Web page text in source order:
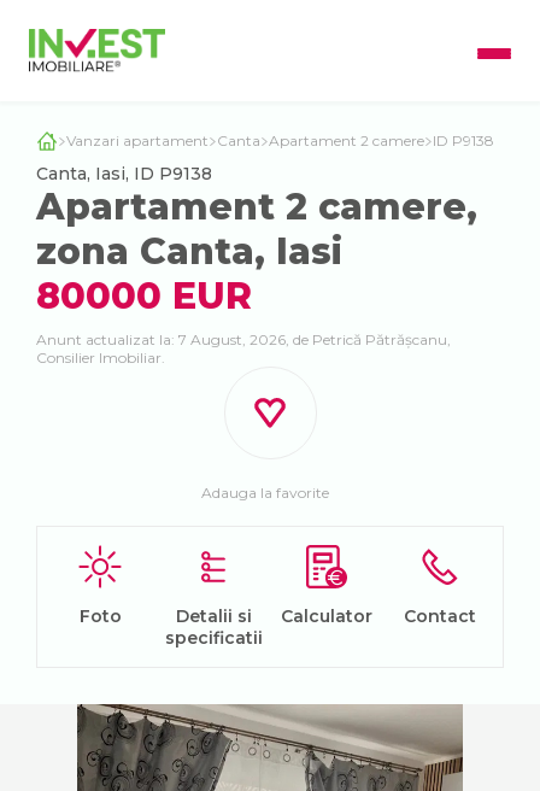
Vanzari apartament Canta Apartament 2 camere ID P9138
Canta, Iasi, ID P9138
Apartament 2 camere,
zona Canta, Iasi
80000 EUR
Anunt actualizat la: 7 August, 2026, de Petrică Pătrășcanu,
Consilier Imobiliar.
Adauga la favorite
Foto
Detalii si
specificatii
Calculator Contact